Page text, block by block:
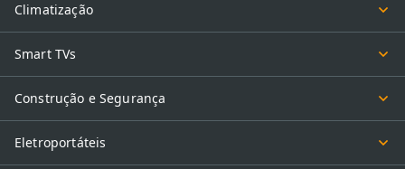
Climatização
Smart TVs
Construção e Segurança
Eletroportáteis